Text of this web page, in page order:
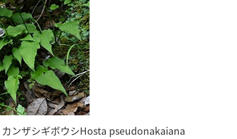
ンザシギボウシHosta pseudonakaiana